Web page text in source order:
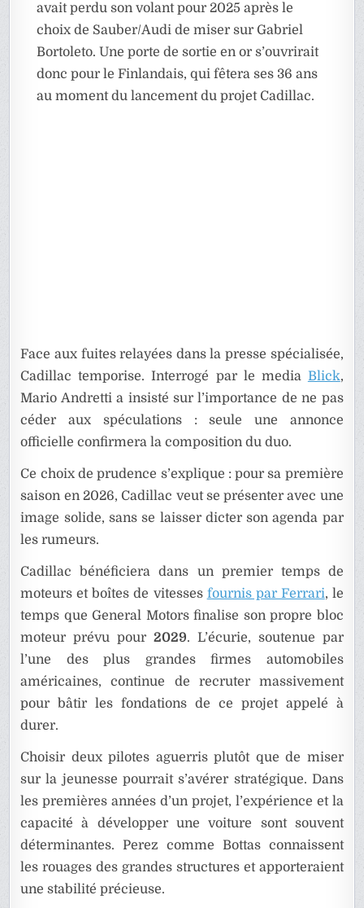
avait perdu son volant pour 2025 après le
choix de Sauber/Audi de miser sur Gabriel
Bortoleto. Une porte de sortie en or s’ouvrirait
donc pour le Finlandais, qui fêtera ses 36 ans
au moment du lancement du projet Cadillac.
Face aux fuites relayées dans la presse spécialisée,
Cadillac temporise. Interrogé par le media Blick,
Mario Andretti a insisté sur l’importance de ne pas
céder aux spéculations : seule une annonce
officielle confirmera la composition du duo.
Ce choix de prudence s’explique : pour sa première
saison en 2026, Cadillac veut se présenter avec une
image solide, sans se laisser dicter son agenda par
les rumeurs.
Cadillac bénéficiera dans un premier temps de
moteurs et boîtes de vitesses fournis par Ferrari, le
temps que General Motors finalise son propre bloc
moteur prévu pour 2029. L’écurie, soutenue par
l’une des plus grandes firmes automobiles
américaines, continue de recruter massivement
pour bâtir les fondations de ce projet appelé à
durer.
Choisir deux pilotes aguerris plutôt que de miser
sur la jeunesse pourrait s’avérer stratégique. Dans
les premières années d’un projet, l’expérience et la
capacité à développer une voiture sont souvent
déterminantes. Perez comme Bottas connaissent
les rouages des grandes structures et apporteraient
une stabilité précieuse.